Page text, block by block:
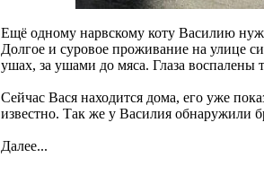
Ещё одному нарвскому коту Василию
Долгое и суровое проживание на улице
ушах, за ушами до мяса. Глаза воспалены
Сейчас Вася находится дома, его уже
известно. Так же у Василия обнаружили
Далее...